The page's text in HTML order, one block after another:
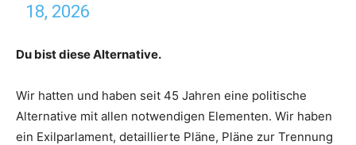
18, 2026
Du bist diese Alternative.
Wir hatten und haben seit 45 Jahren eine politische
Alternative mit allen notwendigen Elementen. Wir haben
ein Exilparlament, detaillierte Pläne, Pläne zur Trennung